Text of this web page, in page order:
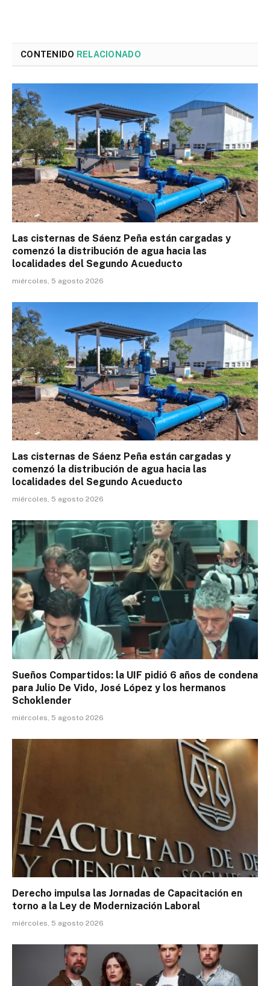
CONTENIDO RELACIONADO
Las cisternas de Sáenz Peña están cargadas y
comenzó la distribución de agua hacia las
localidades del Segundo Acueducto
miércoles, 5 agosto 2026
Las cisternas de Sáenz Peña están cargadas y
comenzó la distribución de agua hacia las
localidades del Segundo Acueducto
miércoles, 5 agosto 2026
Sueños Compartidos: la UIF pidió 6 años de condena
para Julio De Vido, José López y los hermanos
Schoklender
miércoles, 5 agosto 2026
Derecho impulsa las Jornadas de Capacitación en
torno a la Ley de Modernización Laboral
miércoles, 5 agosto 2026